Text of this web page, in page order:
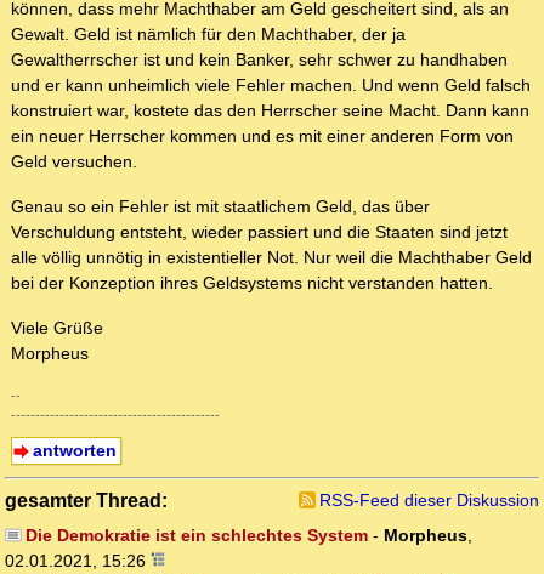
können, dass mehr Machthaber am Geld gescheitert sind, als an
Gewalt. Geld ist nämlich für den Machthaber, der ja
Gewaltherrscher ist und kein Banker, sehr schwer zu handhaben
und er kann unheimlich viele Fehler machen. Und wenn Geld falsch
konstruiert war, kostete das den Herrscher seine Macht. Dann kann
ein neuer Herrscher kommen und es mit einer anderen Form von
Geld versuchen.
Genau so ein Fehler ist mit staatlichem Geld, das über
Verschuldung entsteht, wieder passiert und die Staaten sind jetzt
alle völlig unnötig in existentieller Not. Nur weil die Machthaber Geld
bei der Konzeption ihres Geldsystems nicht verstanden hatten.
Viele Grüße
Morpheus
--
-------------------------------------------
antworten
gesamter Thread:
RSS-Feed dieser Diskussion
Die Demokratie ist ein schlechtes System- Morpheus,
02.01.2021, 15:26